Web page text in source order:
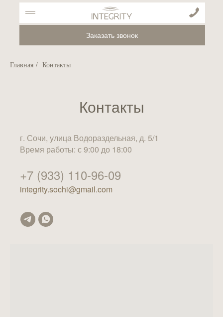
Заказать звонок
Главная / Контакты
Контакты
г. Сочи, улица Водораздельная, д. 5/1
Время работы: с 9:00 до 18:00
+7 (933) 110-96-09
integrity.sochi@gmail.com